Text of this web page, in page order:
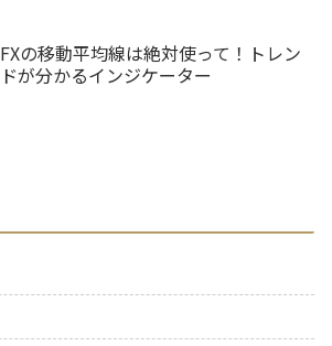
FXの移動平均線は絶対使って！トレン
ドが分かるインジケーター